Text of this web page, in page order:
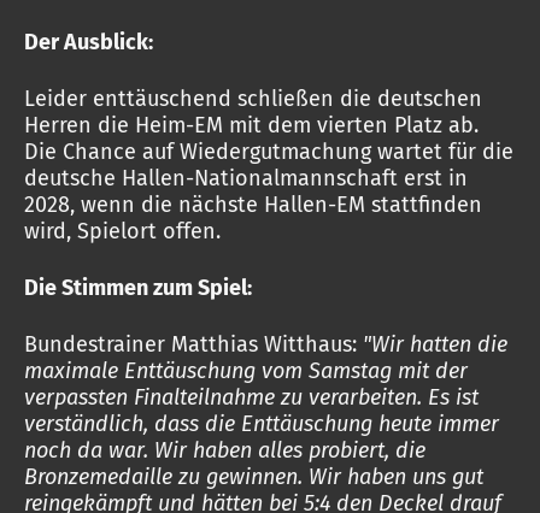
Der Ausblick:
Leider enttäuschend schließen die deutschen
Herren die Heim-EM mit dem vierten Platz ab.
Die Chance auf Wiedergutmachung wartet für die
deutsche Hallen-Nationalmannschaft erst in
2028, wenn die nächste Hallen-EM stattfinden
wird, Spielort offen.
Die Stimmen zum Spiel:
Bundestrainer Matthias Witthaus: "Wir hatten die
maximale Enttäuschung vom Samstag mit der
verpassten Finalteilnahme zu verarbeiten. Es ist
verständlich, dass die Enttäuschung heute immer
noch da war. Wir haben alles probiert, die
Bronzemedaille zu gewinnen. Wir haben uns gut
reingekämpft und hätten bei 5:4 den Deckel drauf